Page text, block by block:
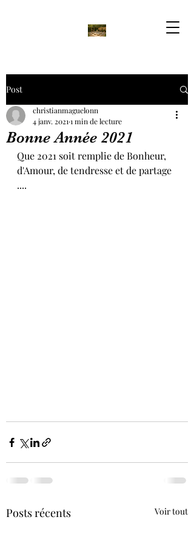
Post
Bonne Année 2021
christianmaguelonn
4 janv. 2021 1 min de lecture
Que 2021 soit remplie de Bonheur,
d'Amour, de tendresse et de partage
....
Posts récents Voir tout